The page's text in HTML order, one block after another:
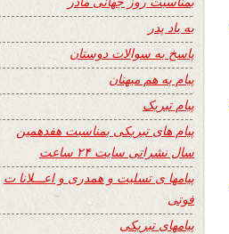
به یاد پدر
پاسخ به سوالات دوستان
پیام به هم میهنان
پیام تبریک
پیام های تبریکی بمناسبت هفدهمین
سال نشراتی سایت ۲۴ ساعت
پیامها ی تسلیت و همدری و اعـــلانا ت
فوتی
پیامهای تبریکی